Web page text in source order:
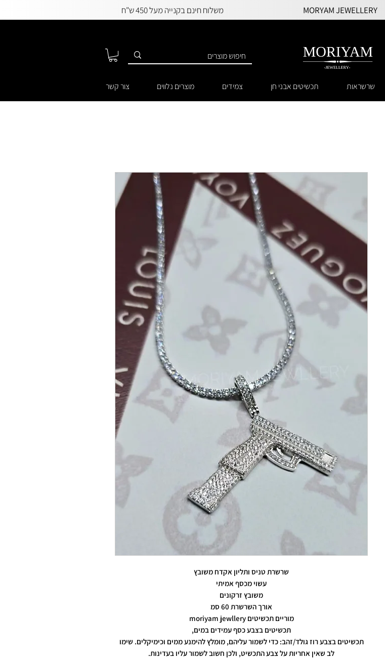
משלוח חינם בקנייה מעל 450 ש"ח MORYAM JEWELLERY
שרשראות תכשיטים אבני חן צמידים מוצרים נלווים צור קשר
שרשרת טניס ותליון אקדח משובץ
עשוי מכסף אמיתי
משובץ זרקונים
אורך השרשרת 60 סמ
מוריים תכשיטים moriyam jewllery
תכשיטים בצבע כסף עמידים במים,
תכשיטים בצבע רוז גולד/זהב: כדי לשמור עליהם, מומלץ להימנע ממים וכימיקלים. שימו
לב שאין אחריות על צבע התכשיט, ולכן חשוב לשמור עליו בעדינות.